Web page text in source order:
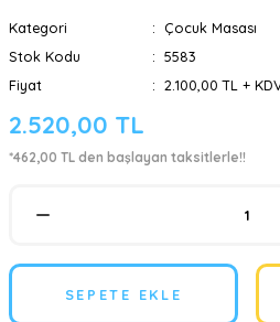
Kategori
Çocuk Masası
Stok Kodu
5583
Fiyat
2.100,00 TL +
2.520,00 TL
*462,00 TL den başlayan taksitlerle!!
SEPETE EKLE